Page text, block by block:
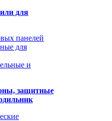
для
панелей
для
и
защитные